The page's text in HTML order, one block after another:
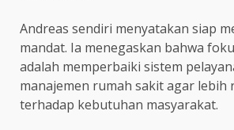
Andreas sendiri menyatakan siap
mandat. Ia menegaskan bahwa
adalah memperbaiki sistem
manajemen rumah sakit agar lebih
terhadap kebutuhan masyarakat.